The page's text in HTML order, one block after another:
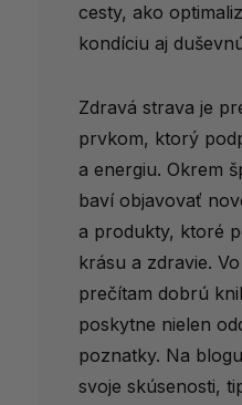
cesty, ako
kondíciu aj
Zdravá strava je
prvkom, ktorý
a energiu. Okrem
baví objavovať
a produkty, ktoré
krásu a zdravie.
prečítam dobrú
poskytne nielen
poznatky. Na
svoje skúsenosti,